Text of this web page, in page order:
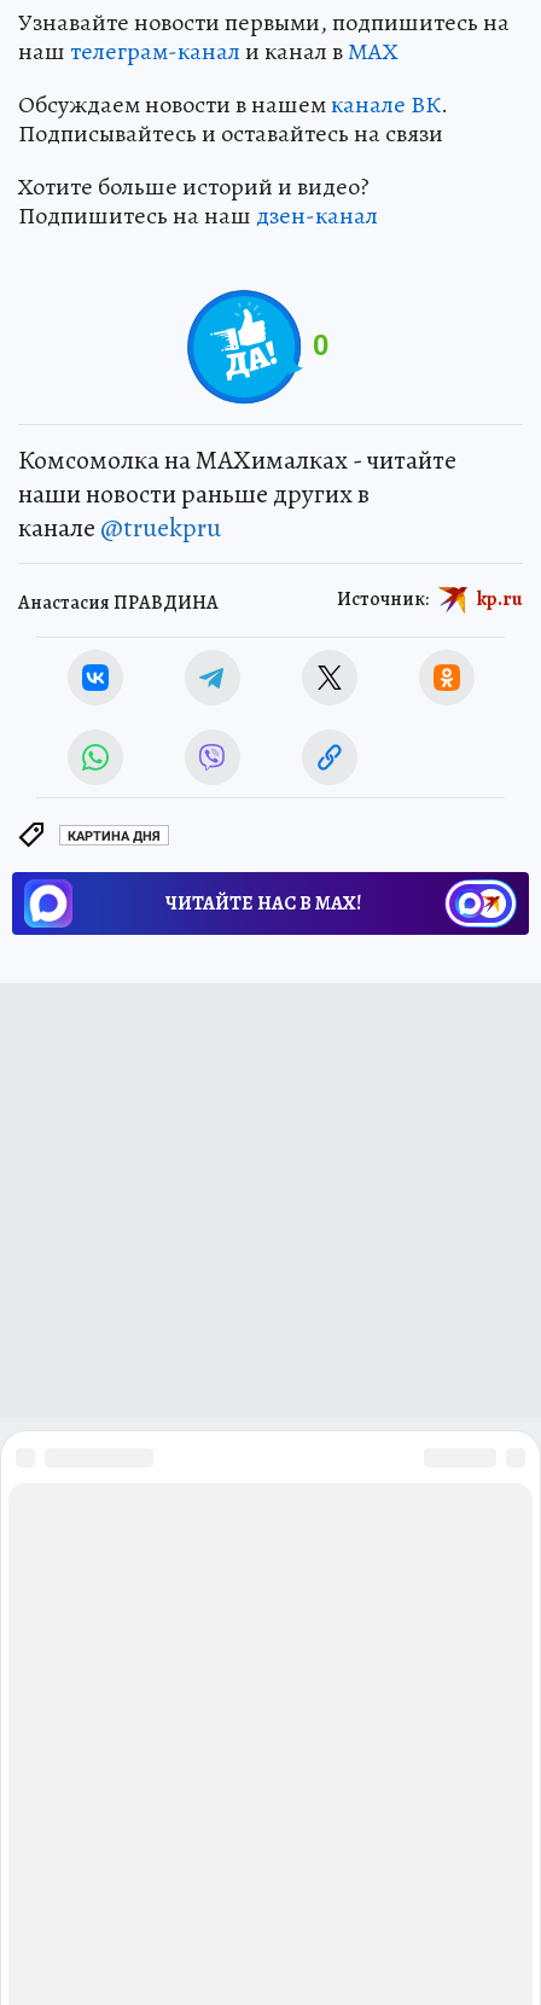
Узнавайте новости первыми, подпишитесь на
наштелеграм-канали канал вМАХ
Обсуждаем новости в нашемканале ВК.
Подписывайтесь и оставайтесь на связи
Хотите больше историй и видео?
Подпишитесь на наш дзен-канал
0
Комсомолка на MAXималках - читайте
наши новости раньше других в
канале @truekpru
Анастасия ПРАВДИНА Источник: kp.ru
КАРТИНА ДНЯ
ЧИТАЙТЕ НАС В МАХ!